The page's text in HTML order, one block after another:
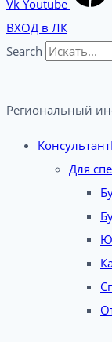
Vk Youtube
ВХОД в ЛК
Search
Региональный
Для